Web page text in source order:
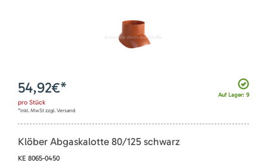
Auf Lager: 9
54,92€*
pro Stück
*inkl. MwSt zzgl. Versand
Klöber Abgaskalotte 80/125 schwarz
KE 8065-0450